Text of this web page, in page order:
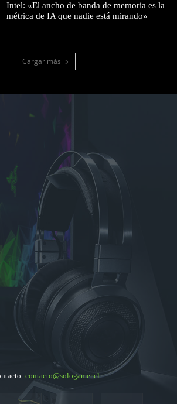
Intel: «El ancho de banda de memoria es la
métrica de IA que nadie está mirando»
Cargar más
contacto@sologamer.cl